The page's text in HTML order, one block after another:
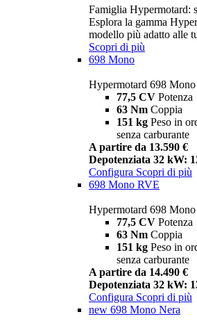
Famiglia Hypermotard:
Esplora la gamma
modello più adatto alle
Scopri di più
698 Mono
Hypermotard 698 Mono
77,5 CV Potenza
63 Nm Coppia
151 kg Peso in
senza carburante
A partire da 13.590 €
Depotenziata 32 kW:
Configura Scopri di più
698 Mono RVE
Hypermotard 698
77,5 CV Potenza
63 Nm Coppia
151 kg Peso in
senza carburante
A partire da 14.490 €
Depotenziata 32 kW:
Configura Scopri di più
new 698 Mono Nera